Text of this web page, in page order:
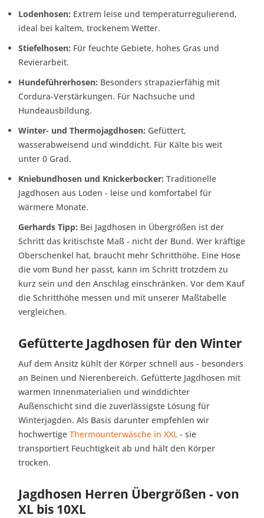
Lodenhosen: Extrem leise und temperaturregulierend,
ideal bei kaltem, trockenem Wetter.
Stiefelhosen: Für feuchte Gebiete, hohes Gras und
Revierarbeit.
Hundeführerhosen: Besonders strapazierfähig mit
Cordura-Verstärkungen. Für Nachsuche und
Hundeausbildung.
Winter- und Thermojagdhosen: Gefüttert,
wasserabweisend und winddicht. Für Kälte bis weit
unter 0 Grad.
Kniebundhosen und Knickerbocker: Traditionelle
Jagdhosen aus Loden - leise und komfortabel für
wärmere Monate.
Gerhards Tipp: Bei Jagdhosen in Übergrößen ist der
Schritt das kritischste Maß - nicht der Bund. Wer kräftige
Oberschenkel hat, braucht mehr Schritthöhe. Eine Hose
die vom Bund her passt, kann im Schritt trotzdem zu
kurz sein und den Anschlag einschränken. Vor dem Kauf
die Schritthöhe messen und mit unserer Maßtabelle
vergleichen.
Gefütterte Jagdhosen für den Winter
Auf dem Ansitz kühlt der Körper schnell aus - besonders
an Beinen und Nierenbereich. Gefütterte Jagdhosen mit
warmen Innenmaterialien und winddichter
Außenschicht sind die zuverlässigste Lösung für
Winterjagden. Als Basis darunter empfehlen wir
hochwertige Thermounterwäsche in XXL - sie
transportiert Feuchtigkeit ab und hält den Körper
trocken.
Jagdhosen Herren Übergrößen - von
XL bis 10XL